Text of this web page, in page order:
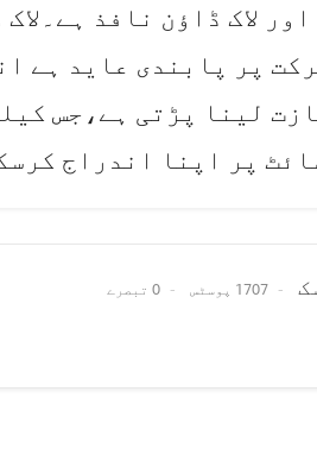
لاک ڈاؤن نافذ
پر پابندی عاید ہے
لینا پڑتی ہے،جس
پر اپنا اندراج
1707 پوسٹس 0 تبصرے